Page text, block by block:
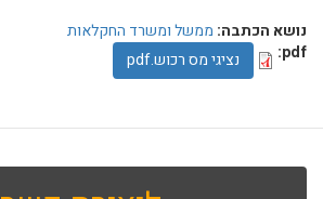
נושא הכתבה: ממשל ומשרד החקלאות
pdf:
נציגי מס רכוש.pdf